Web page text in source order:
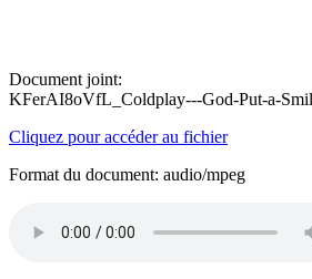
Document joint:
KFerAI8oVfL_Coldplay---God-Put-a-
Cliquez pour accéder au fichier
Format du document: audio/mpeg